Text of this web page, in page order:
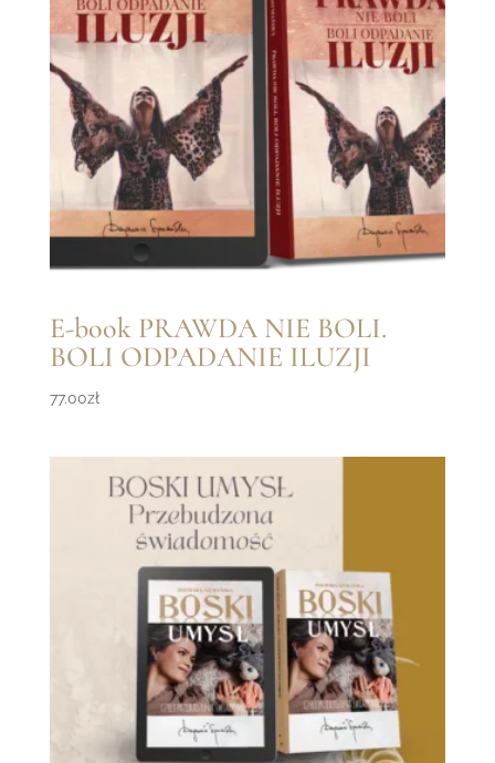
E-book PRAWDA NIE BOLI.
BOLI ODPADANIE ILUZJI
77.00zł